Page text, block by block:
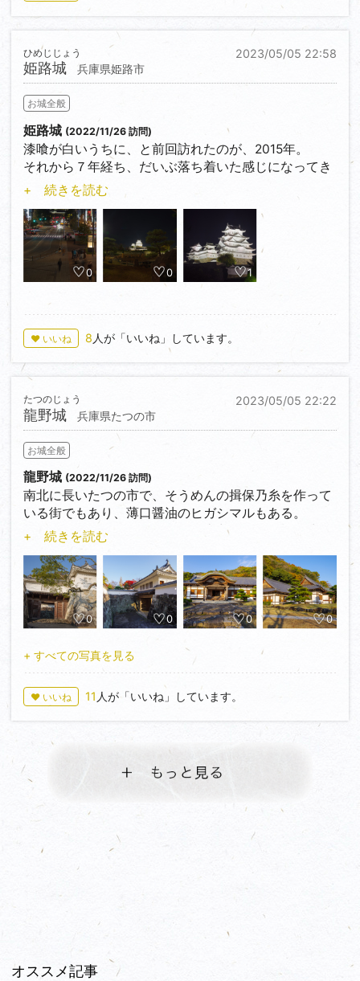
2023/05/05 22:58
姫路城
ひめじじょう
兵庫県姫路市
お城全般
姫路城 (2022/11/26 訪問)
漆喰が白いうちに、と前回訪れたのが、2015年。
それから７年経ち、だいぶ落ち着いた感じになってき
たな、と思っていたが、ライトアップではやはり真っ
とはいえ、このあと、LED照明に変更されたので、案
外貴重なタイミングだったのかもしれない。
+ 続きを読む
0 0 1
♥ いいね 8 人が「いいね」しています。
2023/05/05 22:22
龍野城
たつのじょう
兵庫県たつの市
お城全般
龍野城 (2022/11/26 訪問)
南北に長いたつの市で、そうめんの揖保乃糸を作って
いる街でもあり、薄口醤油のヒガシマルもある。
復元ではあるものの埋門の他、本丸御殿、隅櫓が建て
隅櫓から続く土塀、門となっていたりと洒落っ気のあ
る街。
+ 続きを読む
0 0 0 0
+ すべての写真を見る
♥ いいね 11 人が「いいね」しています。
オススメ記事